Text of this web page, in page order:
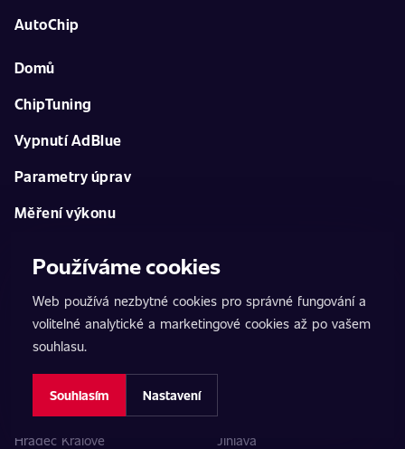
AutoChip
Domů
ChipTuning
Vypnutí AdBlue
Parametry úprav
Měření výkonu
Seznam poboček
Bystřec
České Budějovice
Hradec Králové
Jihlava
Používáme cookies
Web používá nezbytné cookies pro správné fungování a
volitelné analytické a marketingové cookies až po vašem
souhlasu.
Souhlasím Nastavení